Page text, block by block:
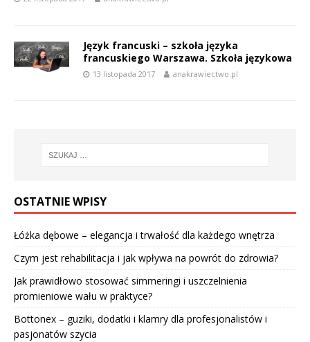
Język francuski – szkoła języka
francuskiego Warszawa. Szkoła językowa
13 listopada 2017 anakrawiectwo.pl
OSTATNIE WPISY
Łóżka dębowe – elegancja i trwałość dla każdego wnętrza
Czym jest rehabilitacja i jak wpływa na powrót do zdrowia?
Jak prawidłowo stosować simmeringi i uszczelnienia
promieniowe wału w praktyce?
Bottonex – guziki, dodatki i klamry dla profesjonalistów i
pasjonatów szycia